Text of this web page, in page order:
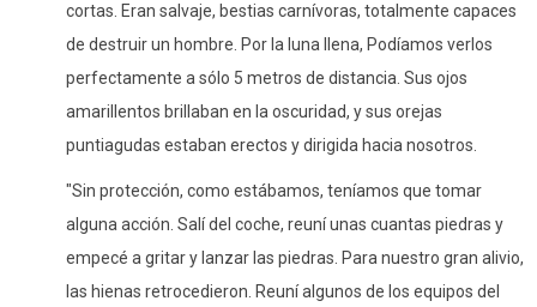
cortas. Eran salvaje, bestias carnívoras, totalmente capaces
de destruir un hombre. Por la luna llena, Podíamos verlos
perfectamente a sólo 5 metros de distancia. Sus ojos
amarillentos brillaban en la oscuridad, y sus orejas
puntiagudas estaban erectos y dirigida hacia nosotros.
"Sin protección, como estábamos, teníamos que tomar
alguna acción. Salí del coche, reuní unas cuantas piedras y
empecé a gritar y lanzar las piedras. Para nuestro gran alivio,
las hienas retrocedieron. Reuní algunos de los equipos del